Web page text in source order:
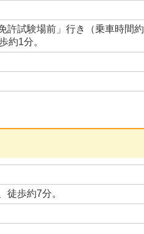
許試験場前」行き（乗車時間約
約1分。
徒歩約7分。